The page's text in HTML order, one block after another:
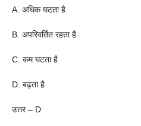
A. अधिक घटता है
B. अपरिवर्तित रहता है
C. कम घटता है
D. बढ़ता है
उत्तर – D